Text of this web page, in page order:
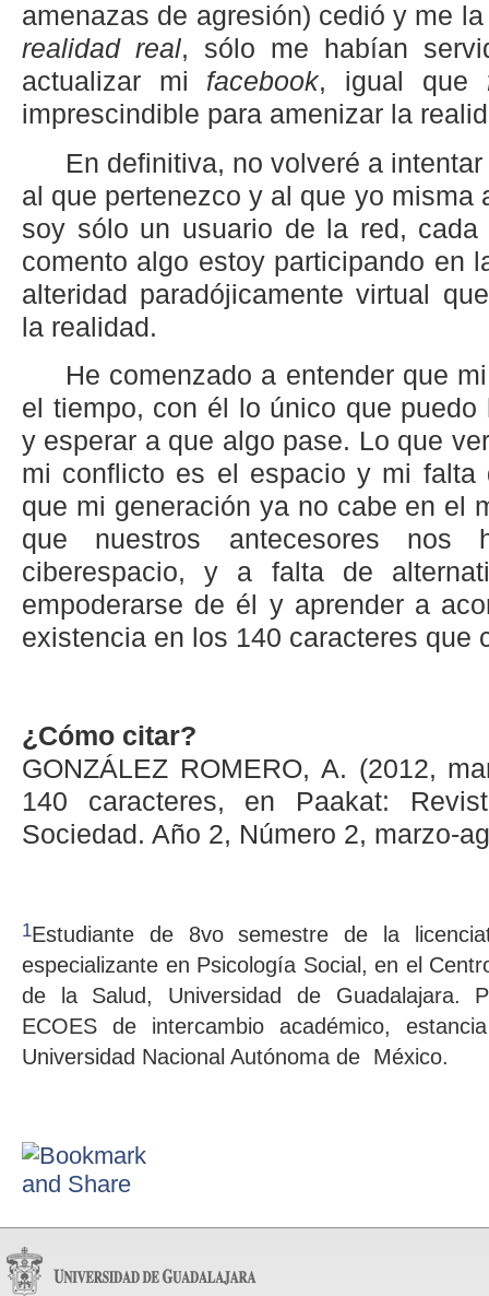
amenazas de agresión) cedió y me
realidad real, sólo me habían
actualizar mi facebook, igual que
imprescindible para amenizar la
En definitiva, no volveré a
al que pertenezco y al que yo misma
soy sólo un usuario de la red,
comento algo estoy participando en
alteridad paradójicamente virtual
la realidad.
He comenzado a entender que
el tiempo, con él lo único que puedo
y esperar a que algo pase. Lo que
mi conflicto es el espacio y mi falta
que mi generación ya no cabe en el
que nuestros antecesores
ciberespacio, y a falta de
empoderarse de él y aprender a
existencia en los 140 caracteres que
¿Cómo citar?
GONZÁLEZ ROMERO, A. (2012,
140 caracteres, en Paakat:
Sociedad. Año 2, Número 2, marzo-
1Estudiante de 8vo semestre de la
especializante en Psicología Social, en el
de la Salud, Universidad de Guadalajara.
ECOES de intercambio académico,
Universidad Nacional Autónoma de México.